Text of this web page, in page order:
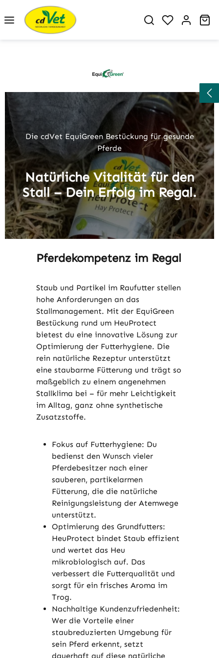
Zum Hauptinhalt springen
Du hast 0
Slider überspringen
Die cdVet EquiGreen Bestückung für gesunde
Pferde
Natürliche Vitalität für den
Stall – Dein Erfolg im Regal.
Pferdekompetenz im Regal
Staub und Partikel im Raufutter stellen
hohe Anforderungen an das
Stallmanagement. Mit der EquiGreen
Bestückung rund um HeuProtect
bietest du eine innovative Lösung zur
Optimierung der Futterhygiene. Die
rein natürliche Rezeptur unterstützt
eine staubarme Fütterung und trägt so
maßgeblich zu einem angenehmen
Stallklima bei – für mehr Leichtigkeit
im Alltag, ganz ohne synthetische
Zusatzstoffe.
Fokus auf Futterhygiene: Du
bedienst den Wunsch vieler
Pferdebesitzer nach einer
sauberen, partikelarmen
Fütterung, die die natürliche
Reinigungsleistung der Atemwege
unterstützt.
Optimierung des Grundfutters:
HeuProtect bindet Staub effizient
und wertet das Heu
mikrobiologisch auf. Das
verbessert die Futterqualität und
sorgt für ein frisches Aroma im
Trog.
Nachhaltige Kundenzufriedenheit:
Wer die Vorteile einer
staubreduzierten Umgebung für
sein Pferd erkennt, setzt
dauerhaft auf diese natürliche